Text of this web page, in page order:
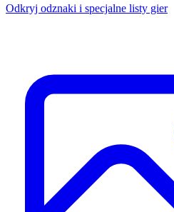
Odkryj odznaki i specjalne listy gier